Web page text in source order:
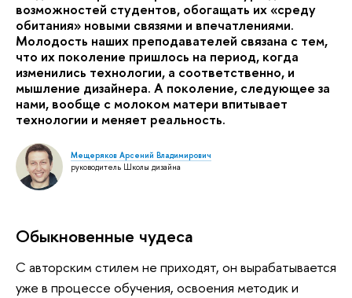
возможностей студентов, обогащать их «среду
обитания» новыми связями и впечатлениями.
Молодость наших преподавателей связана с тем,
что их поколение пришлось на период, когда
изменились технологии, а соответственно, и
мышление дизайнера. А поколение, следующее за
нами, вообще с молоком матери впитывает
технологии и меняет реальность.
Мещеряков Арсений Владимирович
руководитель Школы дизайна
Обыкновенные чудеса
С авторским стилем не приходят, он вырабатывается
уже в процессе обучения, освоения методик и